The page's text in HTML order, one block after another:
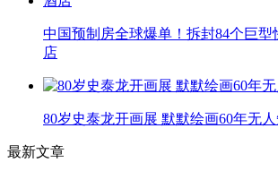
中国预制房全球爆单！拆封84个巨
店
80岁史泰龙开画展 默默绘画60年无
最新文章